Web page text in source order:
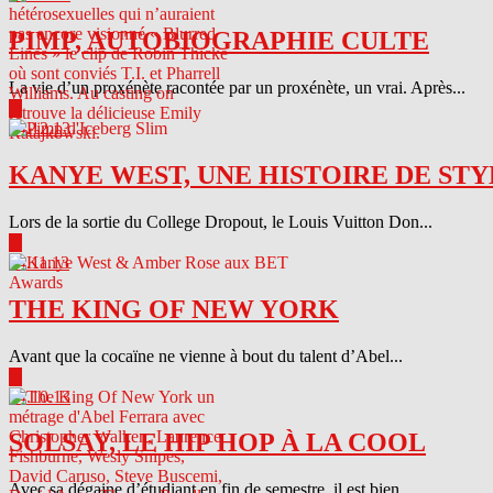
PIMP, AUTOBIOGRAPHIE CULTE
La vie d’un proxénète racontée par un proxénète, un vrai. Après...
04.12.13
KANYE WEST, UNE HISTOIRE DE
Lors de la sortie du College Dropout, le Louis Vuitton Don...
04.11.13
THE KING OF NEW YORK
Avant que la cocaïne ne vienne à bout du talent d’Abel...
04.10.13
SOLSAY, LE HIP HOP À LA COOL